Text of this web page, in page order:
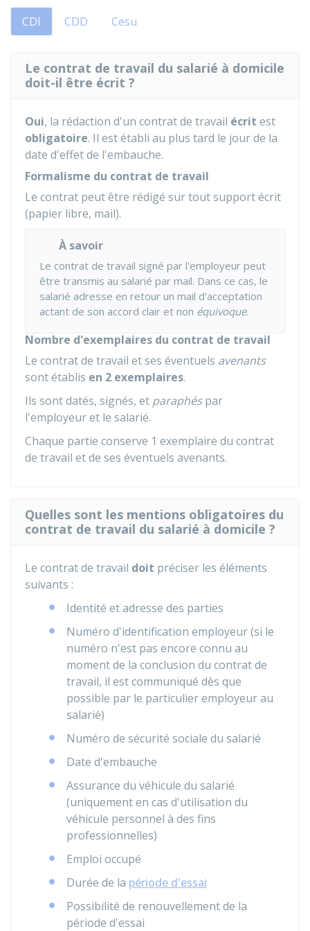
CDI
CDD Cesu
Le contrat de travail du salarié à domicile
doit-il être écrit ?
Oui, la rédaction d'un contrat de travail écrit est
obligatoire. Il est établi au plus tard le jour de la
date d'effet de l'embauche.
Formalisme du contrat de travail
Le contrat peut être rédigé sur tout support écrit
(papier libre, mail).
À savoir
Le contrat de travail signé par l'employeur peut
être transmis au salarié par mail. Dans ce cas, le
salarié adresse en retour un mail d'acceptation
actant de son accord clair et non équivoque.
Nombre d'exemplaires du contrat de travail
Le contrat de travail et ses éventuels avenants
sont établis en 2 exemplaires.
Ils sont datés, signés, et paraphéspar
l'employeur et le salarié.
Chaque partie conserve 1 exemplaire du contrat
de travail et de ses éventuels avenants.
Quelles sont les mentions obligatoires du
contrat de travail du salarié à domicile ?
Le contrat de travail doit préciser les éléments
suivants :
Identité et adresse des parties
Numéro d'identification employeur (si le
numéro n'est pas encore connu au
moment de la conclusion du contrat de
travail, il est communiqué dès que
possible par le particulier employeur au
salarié)
Numéro de sécurité sociale du salarié
Date d'embauche
Assurance du véhicule du salarié
(uniquement en cas d'utilisation du
véhicule personnel à des fins
professionnelles)
Emploi occupé
Durée de la période d'essai
Possibilité de renouvellement de la
période d'essai